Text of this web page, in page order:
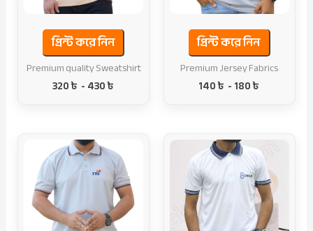
প্রিন্ট করে নিন
Premium quality Sweatshirt
320৳ -430৳
প্রিন্ট করে নিন
Premium Jersey Fabrics
140৳ -180৳